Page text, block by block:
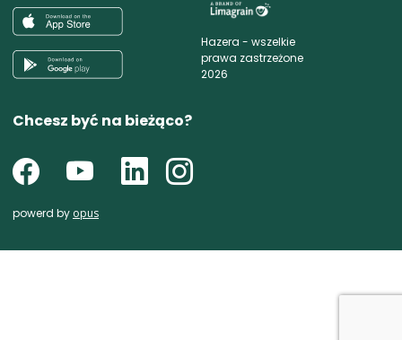
Hazera - wszelkie
prawa zastrzeżone
2026
Chcesz być na bieżąco?
powerd by opus